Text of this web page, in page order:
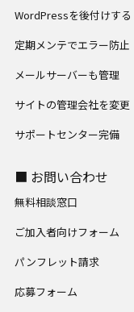
WordPressを後付けする
定期メンテでエラー防止
メールサーバーも管理
サイトの管理会社を変更
サポートセンター完備
■ お問い合わせ
無料相談窓口
ご加入者向けフォーム
パンフレット請求
応募フォーム